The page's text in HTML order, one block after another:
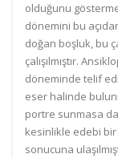
olduğunu
dönemini bu
doğan boşluk, bu
çalışılmıştır.
döneminde telif
eser halinde
portre sunmasa
kesinlikle edebi bir
sonucuna